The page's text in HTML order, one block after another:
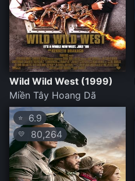
Wild Wild West (1999)
Miền Tây Hoang Dã
⭐ 6.9
💛 80,264